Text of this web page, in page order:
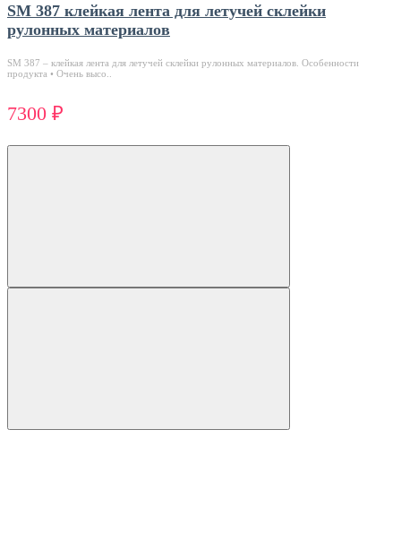
SM 387 клейкая лента для летучей склейки
рулонных материалов
SM 387 – клейкая лента для летучей склейки рулонных материалов. Особенности
продукта • Очень высо..
7300 ₽